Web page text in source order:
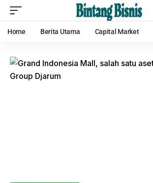
Home Berita Utama Capital Market